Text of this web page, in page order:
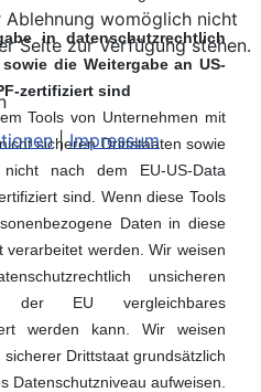
in datenschutzrechtlich
die Weitergabe an US-
zertifiziert sind
Tools von Unternehmen mit
sicheren Drittstaaten sowie
nach dem EU-US-Data
sind. Wenn diese Tools
Daten in diese
werden. Wir weisen
unsicheren
EU vergleichbares
werden kann. Wir weisen
Drittstaat grundsätzlich
Datenschutzniveau aufweisen.
Ablehnung womöglich nicht
Seite zur Verfügung stehen.
|Impressum